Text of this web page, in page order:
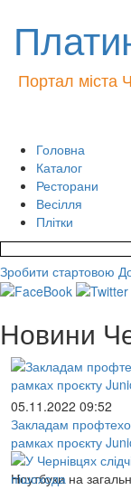
Портал міста
Головна
Каталог
Ресторани
Весілля
Плітки
Зробити стартовою
Новини
05.11.2022 09:52
Закладам
рамках проєкту
Ноутбуки на